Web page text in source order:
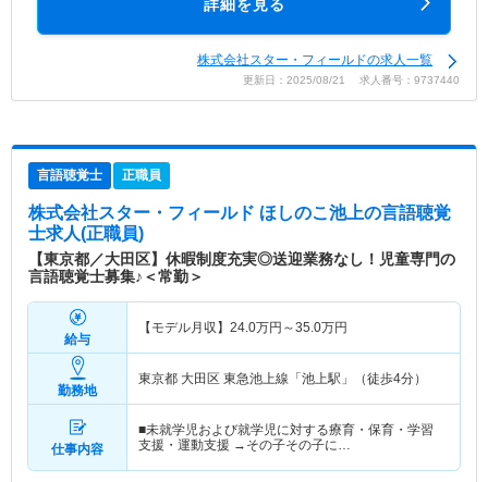
詳細を見る
株式会社スター・フィールドの求人一覧
更新日：2025/08/21 求人番号：9737440
言語聴覚士 正職員
株式会社スター・フィールド ほしのこ池上の言語聴覚
士求人(正職員)
【東京都／大田区】休暇制度充実◎送迎業務なし！児童専門の
言語聴覚士募集♪＜常勤＞
給与
【モデル月収】 24.0万円～35.0万円
勤務地
東京都 大田区 東急池上線「池上駅」（徒歩4分）
仕事内容
■未就学児および就学児に対する療育・保育・学習
支援・運動支援 →その子その子に…